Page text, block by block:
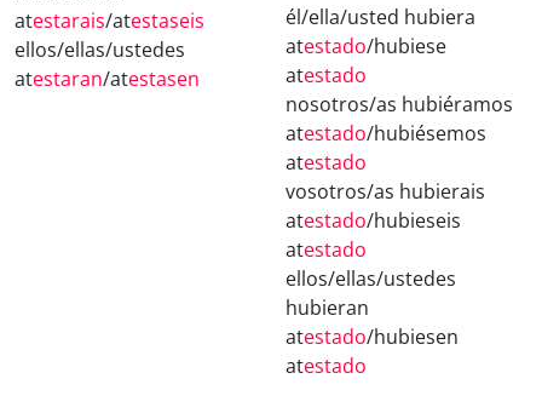
atestarais/atestaseis
ellos/ellas/ustedes
atestaran/atestasen
él/ella/usted hubiera
atestado/hubiese
atestado
nosotros/as hubiéramos
atestado/hubiésemos
atestado
vosotros/as hubierais
atestado/hubieseis
atestado
ellos/ellas/ustedes
hubieran
atestado/hubiesen
atestado